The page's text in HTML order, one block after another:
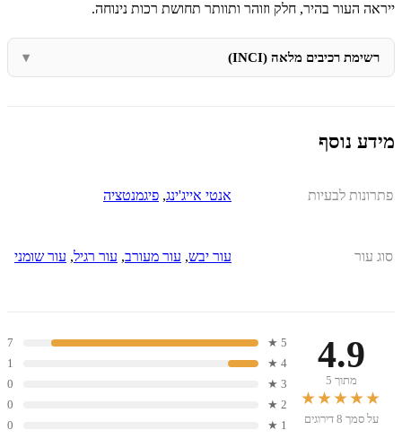
ייראה העור בהיר, חלק וזוהר ותוותר תחושת רכות נינוחה.
רשימת רכיבים מלאה (INCI)
מידע נוסף
פתרונות לבעיות אנטי אייג'ינג, פיגמנטציה
סוג עור עור יבש, עור מעורב, עור רגיל, עור שומני
4.9
מתוך 5
★★★★★
על סמך 8 דירוגים
5 ★
7
4 ★
1
3 ★
0
2 ★
0
1 ★
0